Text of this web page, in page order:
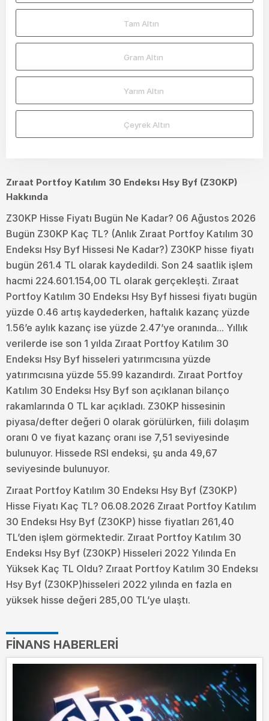
Tam Altın
Gram Altın
Yarım Altın
Çeyrek Altın
Zıraat Portfoy Katılım 30 Endeksı Hsy Byf (Z30KP)
Hakkında
Z30KP Hisse Fiyatı Bugün Ne Kadar? 06 Ağustos 2026
Bugün Z30KP Kaç TL? (Anlık Zıraat Portfoy Katılım 30
Endeksı Hsy Byf Hissesi Ne Kadar?) Z30KP hisse fiyatı
bugün 261.4 TL olarak kaydedildi. Son 24 saatlik işlem
hacmi 224.601.154,00 TL olarak gerçekleşti. Zıraat
Portfoy Katılım 30 Endeksı Hsy Byf hissesi fiyatı bugün
yüzde 0.46 artış kaydederken, haftalık kazanç yüzde
1.56’e aylık kazanç ise yüzde 2.47’ye oranında... Yıllık
verilerde ise son 1 yılda Zıraat Portfoy Katılım 30
Endeksı Hsy Byf hisseleri yatırımcısına yüzde
yatırımcısına yüzde 55.99 kazandırdı. Zıraat Portfoy
Katılım 30 Endeksı Hsy Byf son açıklanan bilanço
rakamlarında 0 TL kar açıkladı. Z30KP hissesinin
piyasa/defter değeri 0 olarak görülürken, fiili dolaşım
oranı 0 ve fiyat kazanç oranı ise 7,51 seviyesinde
bulunuyor. Hissede RSI endeksi, şu anda 49,67
seviyesinde bulunuyor.
Zıraat Portfoy Katılım 30 Endeksı Hsy Byf (Z30KP)
Hisse Fiyatı Kaç TL? 06.08.2026 Zıraat Portfoy Katılım
30 Endeksı Hsy Byf (Z30KP) hisse fiyatları 261,40
TL’den işlem görmektedir. Zıraat Portfoy Katılım 30
Endeksı Hsy Byf (Z30KP) Hisseleri 2022 Yılında En
Yüksek Kaç TL Oldu? Zıraat Portfoy Katılım 30 Endeksı
Hsy Byf (Z30KP)hisseleri 2022 yılında en fazla en
yüksek hisse değeri 285,00 TL’ye ulaştı.
FINANS HABERLERI